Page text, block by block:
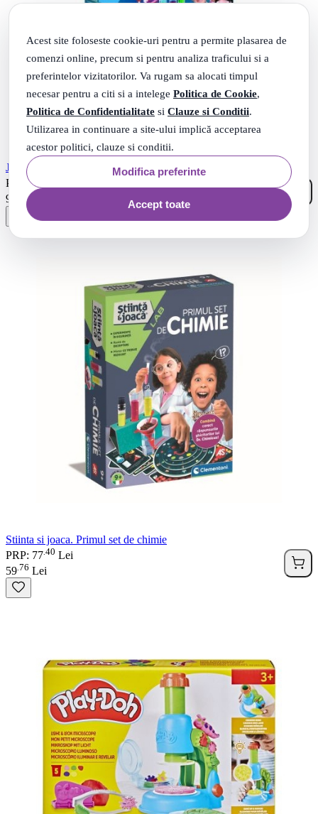
Acest site foloseste cookie-uri pentru a permite plasarea de
comenzi online, precum si pentru analiza traficului si a
preferintelor vizitatorilor. Va rugam sa alocati timpul
necesar pentru a citi si a intelege Politica de Cookie,
Politica de Confidentialitate si Clauze si Conditii.
Utilizarea in continuare a site-ului implică acceptarea
acestor politici, clauze si conditii.
Modifica preferinte
Accept toate
Joc Mega Lab de chimie Clementoni
PRP: 126
97
79Lei
Stiinta si joaca. Primul set de chimie
PRP: 77 40 Lei
59 76 Lei